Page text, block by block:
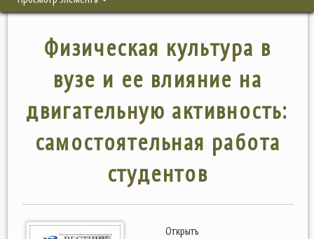
Физическая культура в
вузе и ее влияние на
двигательную активность:
самостоятельная работа
студентов
Открыть